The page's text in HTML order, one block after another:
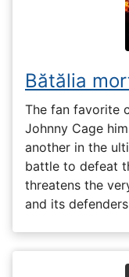
Bătălia
The fan favorite
Johnny Cage
another in the
battle to defeat
threatens the
and its